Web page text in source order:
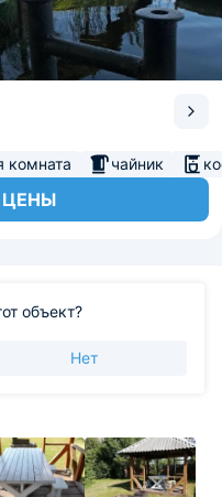
комната чайник
ЦЕНЫ
объект?
Нет